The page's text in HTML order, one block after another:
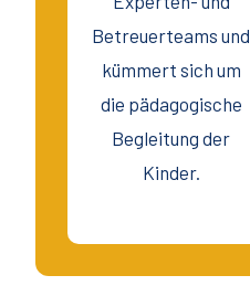
Betreuerteams und
kümmert sich um
die pädagogische
Begleitung der
Kinder.